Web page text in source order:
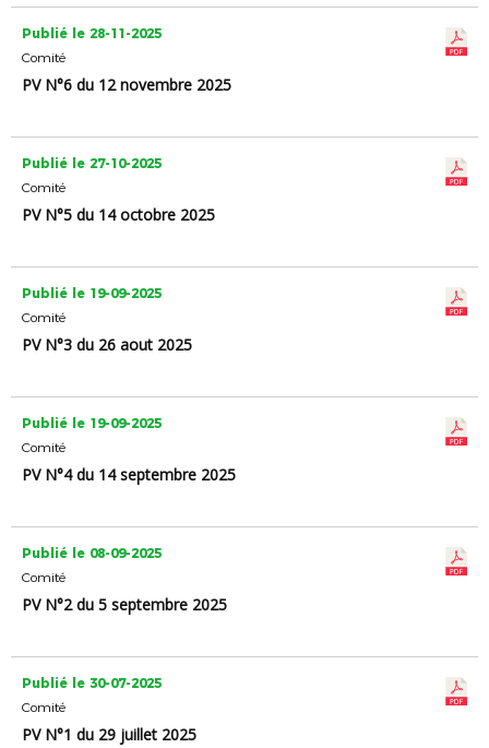
Publié le 28-11-2025
Comité
PV N°6 du 12 novembre 2025
Publié le 27-10-2025
Comité
PV N°5 du 14 octobre 2025
Publié le 19-09-2025
Comité
PV N°3 du 26 aout 2025
Publié le 19-09-2025
Comité
PV N°4 du 14 septembre 2025
Publié le 08-09-2025
Comité
PV N°2 du 5 septembre 2025
Publié le 30-07-2025
Comité
PV N°1 du 29 juillet 2025